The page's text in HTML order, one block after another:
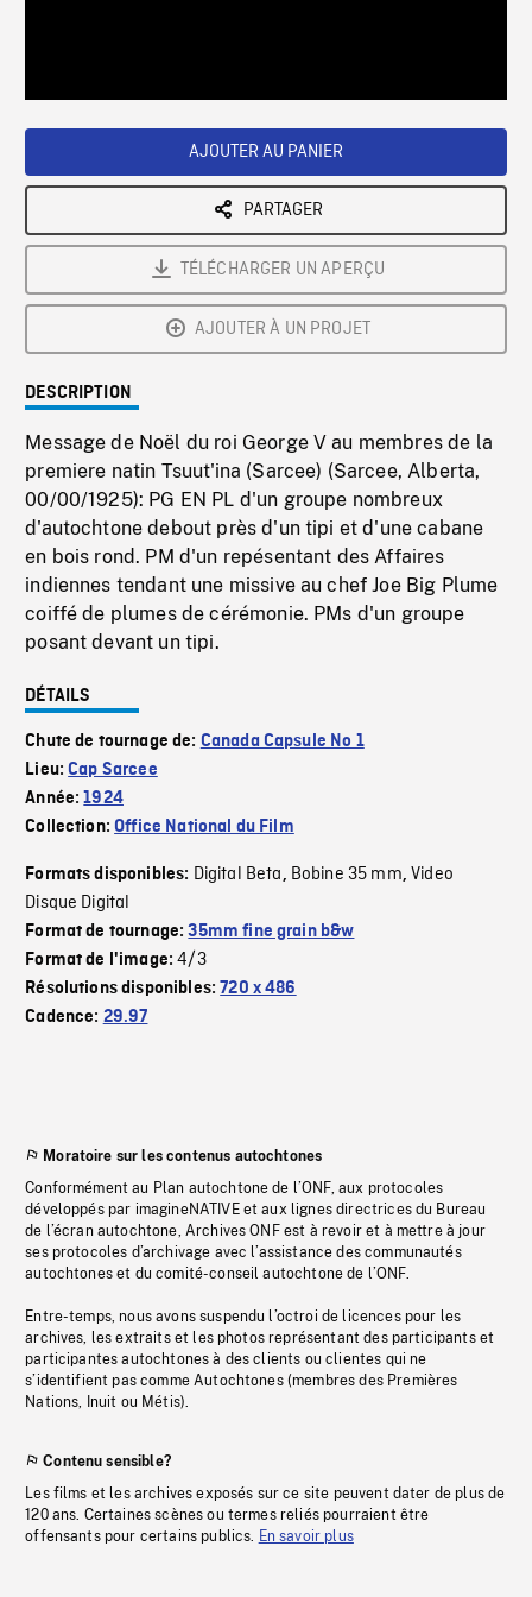
AJOUTER AU PANIER
PARTAGER
TÉLÉCHARGER UN APERÇU
AJOUTER À UN PROJET
DESCRIPTION
Message de Noël du roi George V au membres de la
premiere natin Tsuut'ina (Sarcee) (Sarcee, Alberta,
00/00/1925): PG EN PL d'un groupe nombreux
d'autochtone debout près d'un tipi et d'une cabane
en bois rond. PM d'un repésentant des Affaires
indiennes tendant une missive au chef Joe Big Plume
coiffé de plumes de cérémonie. PMs d'un groupe
posant devant un tipi.
DÉTAILS
Chute de tournage de: Canada Capsule No 1
Lieu:Cap Sarcee
Année:1924
Collection:Office National du Film
Formats disponibles: Digital Beta, Bobine 35 mm,Video
Disque Digital
Format de tournage:35mm fine grain b&w
Format de l'image:4/3
Résolutions disponibles:720 x 486
Cadence: 29.97
Moratoire sur les contenus autochtones
Conformément au Plan autochtone de l’ONF, aux protocoles
développés par imagineNATIVE et aux lignes directrices du Bureau
de l’écran autochtone, Archives ONF est à revoir et à mettre à jour
ses protocoles d’archivage avec l’assistance des communautés
autochtones et du comité-conseil autochtone de l’ONF.
Entre-temps, nous avons suspendu l’octroi de licences pour les
archives, les extraits et les photos représentant des participants et
participantes autochtones à des clients ou clientes qui ne
s’identifient pas comme Autochtones (membres des Premières
Nations, Inuit ou Métis).
Contenu sensible?
Les films et les archives exposés sur ce site peuvent dater de plus de
120 ans. Certaines scènes ou termes reliés pourraient être
offensants pour certains publics. En savoir plus